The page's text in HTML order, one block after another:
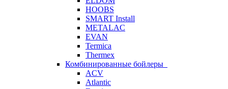
HOOBS
SMART Install
METALAC
EVAN
Termica
Thermex
Комбинированные бойлеры
ACV
Atlantic